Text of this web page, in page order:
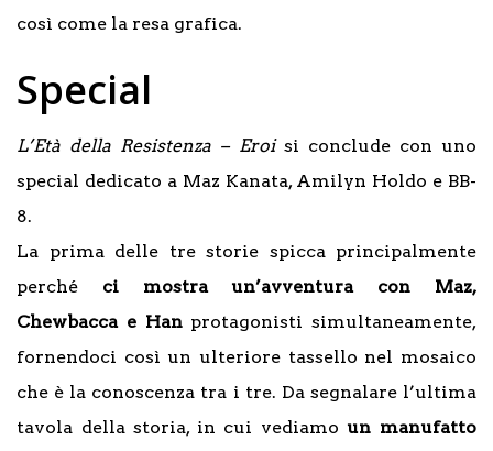
così come la resa grafica.
Special
L’Età della Resistenza – Eroi si conclude con uno
special dedicato a Maz Kanata, Amilyn Holdo e BB-
8.
La prima delle tre storie spicca principalmente
perché ci mostra un’avventura con Maz,
Chewbacca e Hanprotagonisti simultaneamente,
fornendoci così un ulteriore tassello nel mosaico
che è la conoscenza tra i tre. Da segnalare l’ultima
tavola della storia, in cui vediamoun manufatto